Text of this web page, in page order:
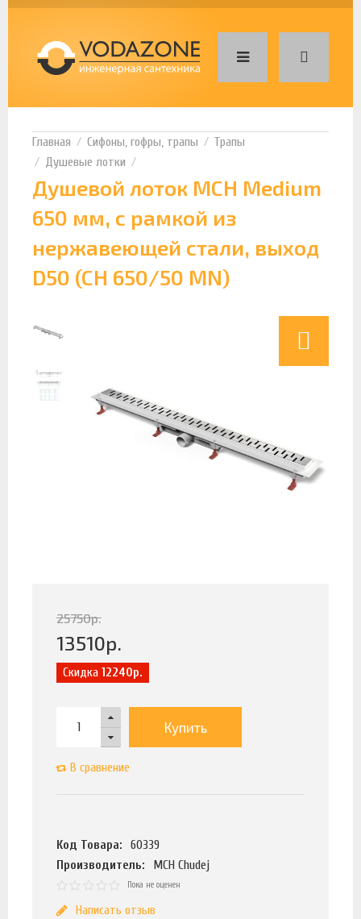
Сифоны, гофры, трапы
Трапы
Душевые лотки
Душевой лоток MCH Medium
650 мм, с рамкой из
нержавеющей стали, выход
D50 (CH 650/50 MN)
25750р.
13510р.
Скидка 12240р.
Купить
В сравнение
Код Товара:
60339
Производитель:
MCH Chudej
Пока не оценен
Написать отзыв